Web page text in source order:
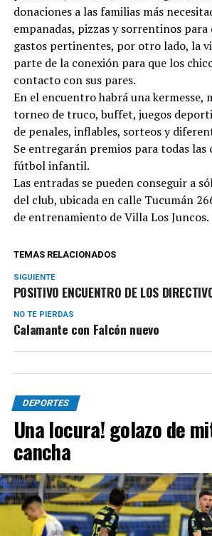
donaciones a las familias más
empanadas, pizzas y sorrentinos
gastos pertinentes, por otro lado, la
parte de la conexión para que los
contacto con sus pares.
En el encuentro habrá una kermesse,
torneo de truco, buffet, juegos
de penales, inflables, sorteos y
Se entregarán premios para todas las
fútbol infantil.
Las entradas se pueden conseguir a
del club, ubicada en calle Tucumán
de entrenamiento de Villa Los Juncos.
TEMAS RELACIONADOS
SIGUIENTE
POSITIVO ENCUENTRO DE LOS
NO TE PIERDAS
Calamante con Falcón nuevo
DEPORTES
Una locura! golazo de
cancha